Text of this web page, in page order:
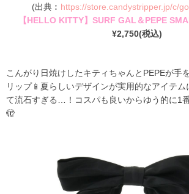
(出典︰ https://store.candystripper.jp/c/
【HELLO KITTY】SURF GAL＆PEPE
¥2,750(税込)
こんがり日焼けしたキティちゃんとPEPEが手
リップ📱夏らしいデザインが実用的なアイテ
て流石すぎる…！コスパも良いからゆう的に1
🫣